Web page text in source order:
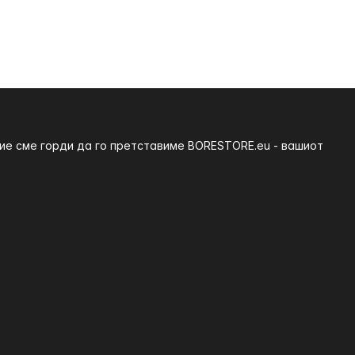
сме горди да го претставиме BORESTORE.eu - вашиот